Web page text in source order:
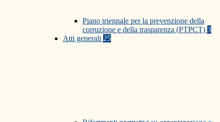
Piano triennale per la prevenzione della
corruzione e della trasparenza (PTPCT) 3
Atti generali 25